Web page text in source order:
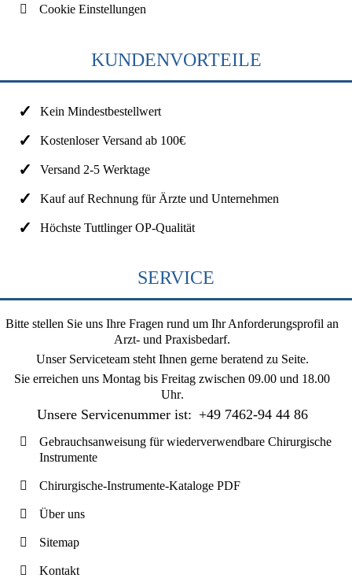
Cookie Einstellungen
KUNDENVORTEILE
Kein Mindestbestellwert
Kostenloser Versand ab 100€
Versand 2-5 Werktage
Kauf auf Rechnung für Ärzte und Unternehmen
Höchste Tuttlinger OP-Qualität
SERVICE
Bitte stellen Sie uns Ihre Fragen rund um Ihr Anforderungsprofil an
Arzt- und Praxisbedarf.
Unser Serviceteam steht Ihnen gerne beratend zu Seite.
Sie erreichen uns Montag bis Freitag zwischen 09.00 und 18.00
Uhr.
Unsere Servicenummer ist: +49 7462-94 44 86
Gebrauchsanweisung für wiederverwendbare Chirurgische
Instrumente
Chirurgische-Instrumente-Kataloge PDF
Über uns
Sitemap
Kontakt